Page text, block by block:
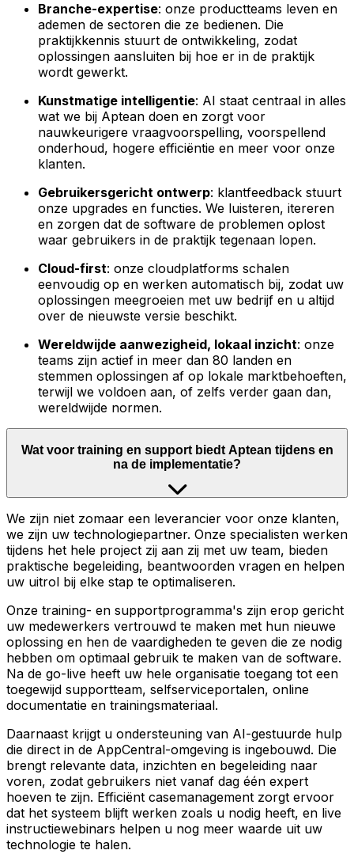
Branche-expertise: onze productteams leven en
ademen de sectoren die ze bedienen. Die
praktijkkennis stuurt de ontwikkeling, zodat
oplossingen aansluiten bij hoe er in de praktijk
wordt gewerkt.
Kunstmatige intelligentie: AI staat centraal in alles
wat we bij Aptean doen en zorgt voor
nauwkeurigere vraagvoorspelling, voorspellend
onderhoud, hogere efficiëntie en meer voor onze
klanten.
Gebruikersgericht ontwerp: klantfeedback stuurt
onze upgrades en functies. We luisteren, itereren
en zorgen dat de software de problemen oplost
waar gebruikers in de praktijk tegenaan lopen.
Cloud-first: onze cloudplatforms schalen
eenvoudig op en werken automatisch bij, zodat uw
oplossingen meegroeien met uw bedrijf en u altijd
over de nieuwste versie beschikt.
Wereldwijde aanwezigheid, lokaal inzicht: onze
teams zijn actief in meer dan 80 landen en
stemmen oplossingen af op lokale marktbehoeften,
terwijl we voldoen aan, of zelfs verder gaan dan,
wereldwijde normen.
Wat voor training en support biedt Aptean tijdens en
na de implementatie?
We zijn niet zomaar een leverancier voor onze klanten,
we zijn uw technologiepartner. Onze specialisten werken
tijdens het hele project zij aan zij met uw team, bieden
praktische begeleiding, beantwoorden vragen en helpen
uw uitrol bij elke stap te optimaliseren.
Onze training- en supportprogramma's zijn erop gericht
uw medewerkers vertrouwd te maken met hun nieuwe
oplossing en hen de vaardigheden te geven die ze nodig
hebben om optimaal gebruik te maken van de software.
Na de go-live heeft uw hele organisatie toegang tot een
toegewijd supportteam, selfserviceportalen, online
documentatie en trainingsmateriaal.
Daarnaast krijgt u ondersteuning van AI-gestuurde hulp
die direct in de AppCentral-omgeving is ingebouwd. Die
brengt relevante data, inzichten en begeleiding naar
voren, zodat gebruikers niet vanaf dag één expert
hoeven te zijn. Efficiënt casemanagement zorgt ervoor
dat het systeem blijft werken zoals u nodig heeft, en live
instructiewebinars helpen u nog meer waarde uit uw
technologie te halen.